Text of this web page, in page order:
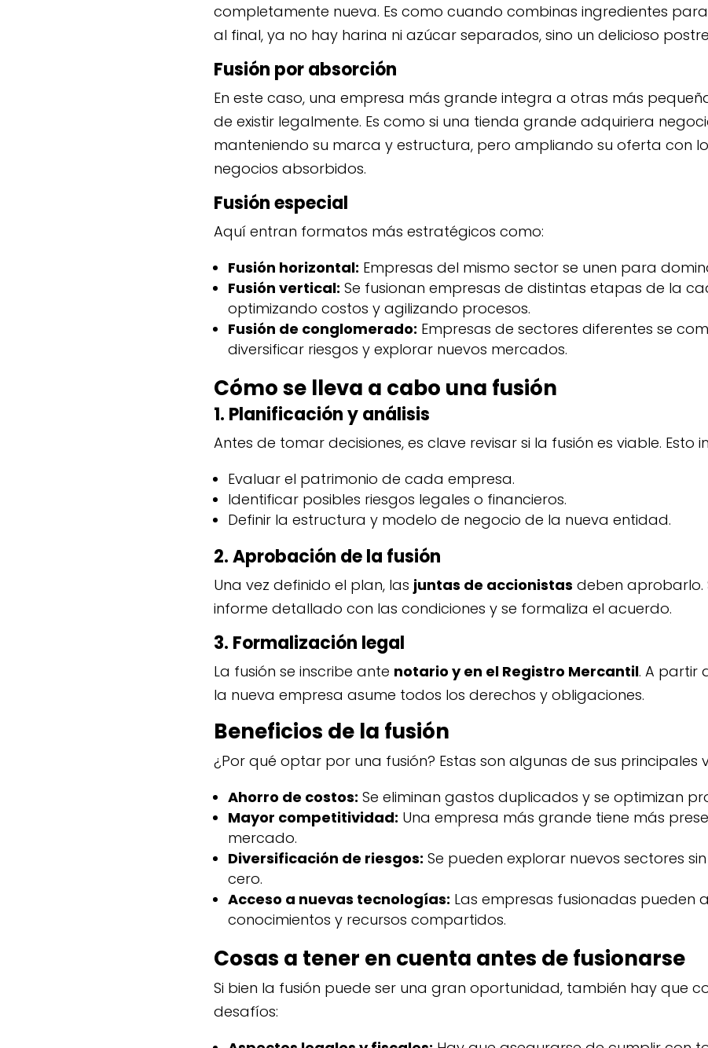
completamente nueva. Es como cuando combinas ingredientes
al final, ya no hay harina ni azúcar separados, sino un delicioso
Fusión por absorción
En este caso, una empresa más grande integra a otras más
de existir legalmente. Es como si una tienda grande adquiriera
manteniendo su marca y estructura, pero ampliando su oferta con
negocios absorbidos.
Fusión especial
Aquí entran formatos más estratégicos como:
Fusión horizontal: Empresas del mismo sector se unen para
Fusión vertical: Se fusionan empresas de distintas etapas de la
optimizando costos y agilizando procesos.
Fusión de conglomerado: Empresas de sectores diferentes se
diversificar riesgos y explorar nuevos mercados.
Cómo se lleva a cabo una fusión
1. Planificación y análisis
Antes de tomar decisiones, es clave revisar si la fusión es viable. Esto
Evaluar el patrimonio de cada empresa.
Identificar posibles riesgos legales o financieros.
Definir la estructura y modelo de negocio de la nueva entidad.
2. Aprobación de la fusión
Una vez definido el plan, las juntas de accionistas deben aprobarlo.
informe detallado con las condiciones y se formaliza el acuerdo.
3. Formalización legal
La fusión se inscribe ante notario y en el Registro Mercantil. A partir
la nueva empresa asume todos los derechos y obligaciones.
Beneficios de la fusión
¿Por qué optar por una fusión? Estas son algunas de sus principales
Ahorro de costos: Se eliminan gastos duplicados y se optimizan
Mayor competitividad: Una empresa más grande tiene más
mercado.
Diversificación de riesgos: Se pueden explorar nuevos sectores
cero.
Acceso a nuevas tecnologías: Las empresas fusionadas pueden
conocimientos y recursos compartidos.
Cosas a tener en cuenta antes de fusionarse
Si bien la fusión puede ser una gran oportunidad, también hay que
desafíos: